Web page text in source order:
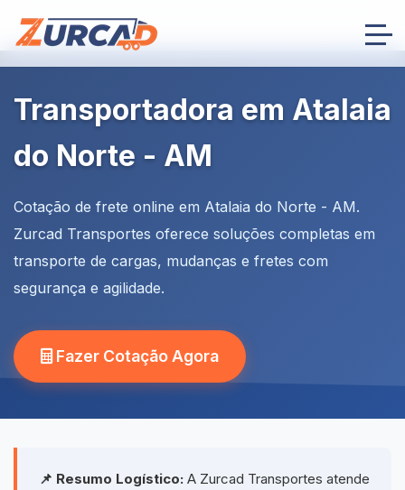
Transportadora em Atalaia
do Norte - AM
Cotação de frete online em Atalaia do Norte - AM.
Zurcad Transportes oferece soluções completas em
transporte de cargas, mudanças e fretes com
segurança e agilidade.
Fazer Cotação Agora
📌 Resumo Logístico: A Zurcad Transportes atende